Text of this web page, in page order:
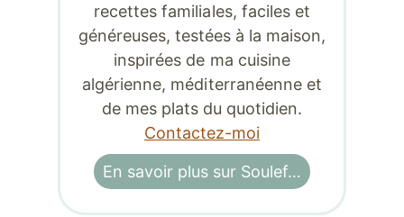
recettes familiales, faciles et
généreuses, testées à la maison,
inspirées de ma cuisine
algérienne, méditerranéenne et
de mes plats du quotidien.
Contactez-moi
En savoir plus sur Soulef…